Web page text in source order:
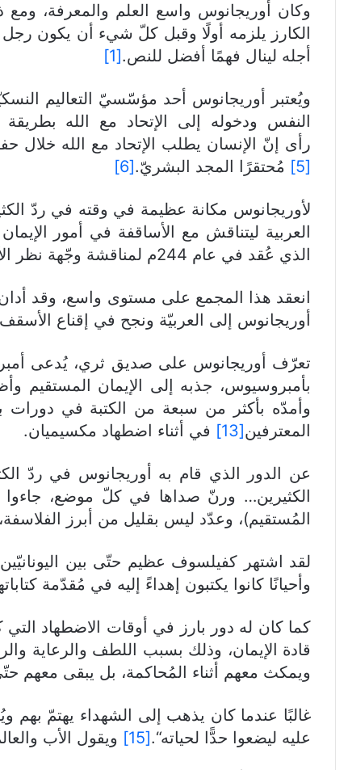
وكان أوريجانوس واسع العلم والمعرفة، ومع
الكارز يلزمه أولًا وقبل كلّ شيء أن يكون
أجله لينال فهمًا أفضل للنص.[1]
ويُعتبر أوريجانوس أحد مؤسّسيّ التعاليم
النفس ودخوله إلى الإتحاد مع الله
رأى إنّ الإنسان يطلب الإتحاد مع الله خلال
[5]
مُحتقرًا المجد البشريّ.[6]
لأوريجانوس مكانة عظيمة في وقته في ردّ
العربية ليتناقش مع الأساقفة في أمور الإيمان
الذي عُقد في عام 244م لمناقشة وجّهة نظر الأسقف بريلوس
انعقد هذا المجمع على مستوى واسع، وقد أدان
أوريجانوس إلى العربيّة ونجح في إقناع
تعرّف أوريجانوس على صديق ثري، يُدعى
بأمبروسيوس، جذبه إلى الإيمان
وأمدّه بأكثر من سبعة من الكتبة في دورات
المعترفين[13] في أثناء اضطهاد مكسيميان.
عن الدور الذي قام به أوريجانوس في ردّ
الكثيرين… ورنّ صداها في كلّ موضع، جاءوا
المُستقيم)، وعدّد ليس بقليل من أبرز
لقد اشتهر كفيلسوف عظيم حتّى بين
وأحيانًا كانوا يكتبون إهداءً إليه في مُقدّمة
كما كان له دور بارز في أوقات الاضطهاد
قادة الإيمان، وذلك بسبب اللطف والرعاية
ويمكث معهم أثناء المُحاكمة، بل يبقى معهم
غالبًا عندما كان يذهب إلى الشهداء يهتمّ بهم
عليه ليضعوا حدًّا لحياته“.[15] ويقول الأب